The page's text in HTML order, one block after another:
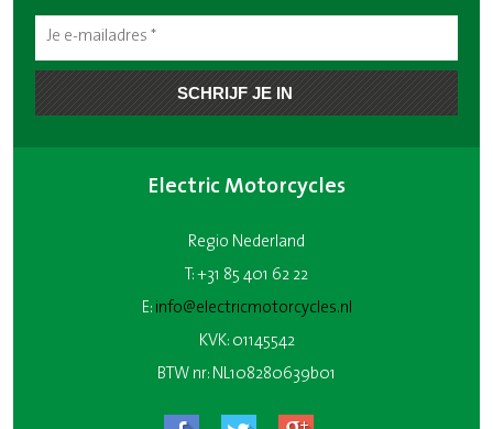
Electric Motorcycles
Regio Nederland
T: +31 85 401 62 22
E: info@electricmotorcycles.nl
KVK: 01145542
BTW nr: NL108280639b01